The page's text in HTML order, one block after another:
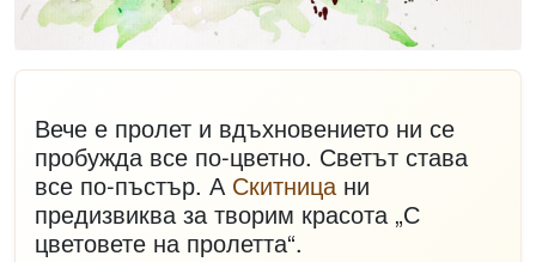
Вече е пролет и вдъхновението ни се
пробужда все по-цветно. Светът става
все по-пъстър. А Скитница ни
предизвиква за творим красота „С
цветовете на пролетта“.